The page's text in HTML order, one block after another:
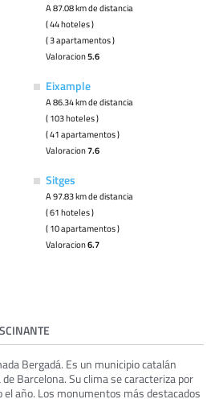
A 87.08 km de distancia
( 44 hoteles )
( 3 apartamentos )
Valoracion5.6
Eixample
A 86.34 km de distancia
( 103 hoteles )
( 41 apartamentos )
Valoracion7.6
Sitges
A 97.83 km de distancia
( 61 hoteles )
( 10 apartamentos )
Valoracion6.7
Bergadá. Es un municipio catalán
Barcelona. Su clima se caracteriza por
año. Los monumentos más destacados